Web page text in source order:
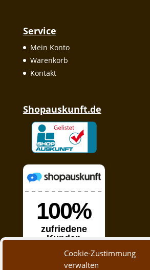
Cookie-Zustimmung
verwalten
Service
Mein Konto
Warenkorb
Kontakt
Shopauskunft.de